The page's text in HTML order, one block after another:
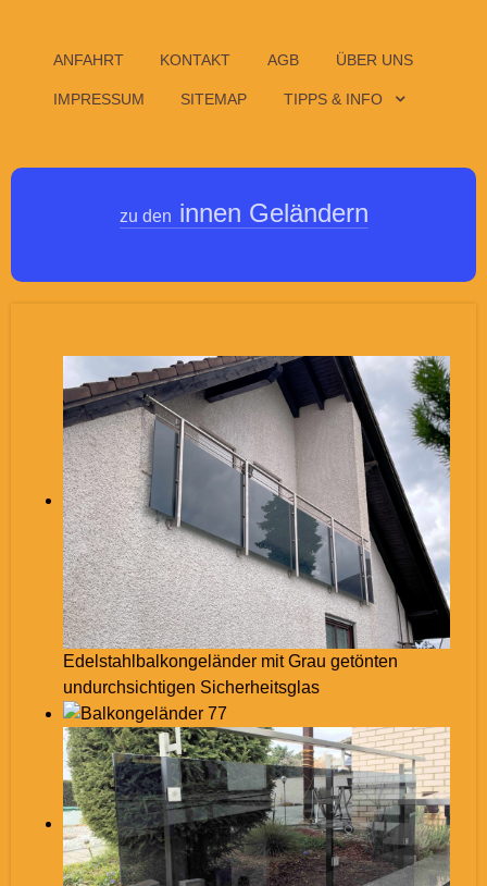
ANFAHRT KONTAKT AGB ÜBER UNS
IMPRESSUM SITEMAP TIPPS & INFO
zu den innen Geländern
Edelstahlbalkongeländer mit Grau getönten
undurchsichtigen Sicherheitsglas